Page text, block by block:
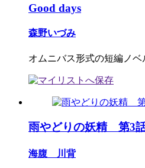
Good days
森野いづみ
オムニバス形式の短編ノベ
雨やどりの妖精 第3
海腹 川背